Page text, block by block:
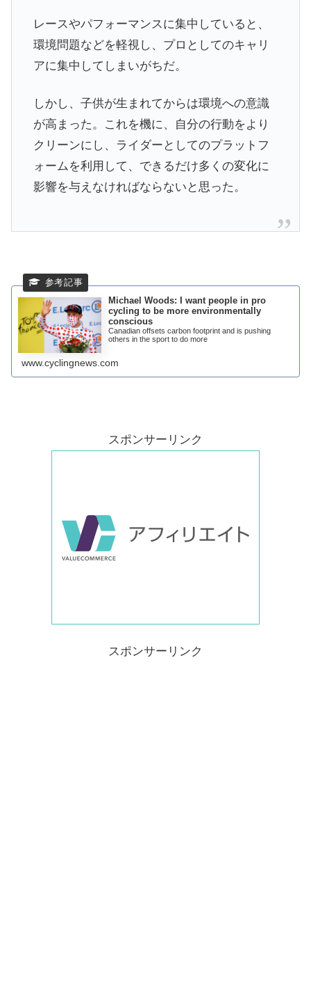
レースやパフォーマンスに集中していると、
環境問題などを軽視し、プロとしてのキャリ
アに集中してしまいがちだ。
しかし、子供が生まれてからは環境への意識
が高まった。これを機に、自分の行動をより
クリーンにし、ライダーとしてのプラットフ
ォームを利用して、できるだけ多くの変化に
影響を与えなければならないと思った。
Michael Woods: I want people in pro
cycling to be more environmentally
conscious
Canadian offsets carbon footprint and is pushing
others in the sport to do more
www.cyclingnews.com
スポンサーリンク
スポンサーリンク